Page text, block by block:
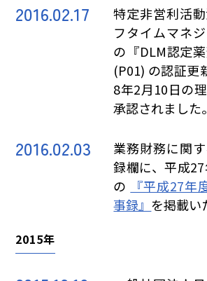
2016.02.17
特定非営利活
フタイムマネ
の『DLM認定
(P01) の認証更
8年2月10日の
承認されました。
2016.02.03
業務財務に関
録欄に、平成
の
『平成27年
事録』 を掲載い
2015年